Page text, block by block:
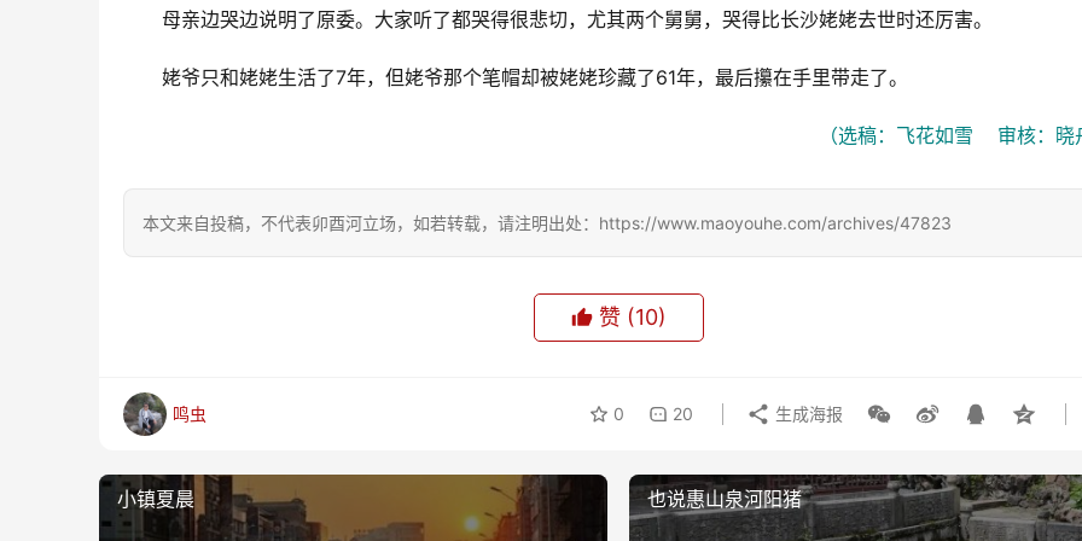
母亲边哭边说明了原委。大家听了都哭得很悲切，尤其两个舅舅，哭得比长沙姥姥去世时还厉害。
姥爷只和姥姥生活了7年，但姥爷那个笔帽却被姥姥珍藏了61年，最后攥在手里带走了。
（选稿：飞花如雪    审核：晓
本文来自投稿，不代表卯酉河立场，如若转载，请注明出处：https://www.maoyouhe.com/archives/47823
赞 (10)
鸣虫 0 20 生成海报
小镇夏晨 也说惠山泉河阳猪